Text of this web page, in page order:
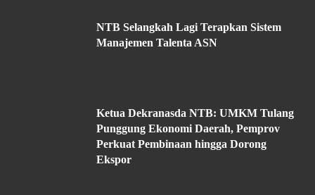
NTB Selangkah Lagi Terapkan Sistem
Manajemen Talenta ASN
Ketua Dekranasda NTB: UMKM Tulang
Punggung Ekonomi Daerah, Pemprov
Perkuat Pembinaan hingga Dorong
Ekspor